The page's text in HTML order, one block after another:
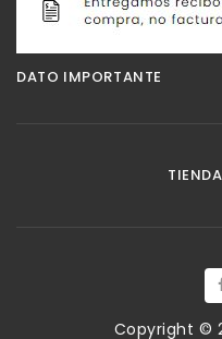
DATO IMPORTANTE
Copyright ©